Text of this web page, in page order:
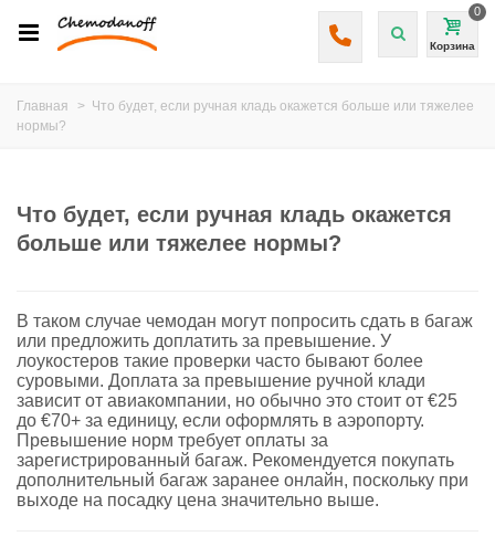
Корзина
0
Главная > Что будет, если ручная кладь окажется больше или тяжелее
нормы?
Что будет, если ручная кладь окажется
больше или тяжелее нормы?
В таком случае чемодан могут попросить сдать в багаж
или предложить доплатить за превышение. У
лоукостеров такие проверки часто бывают более
суровыми. Доплата за превышение ручной клади
зависит от авиакомпании, но обычно это стоит от €25
до €70+ за единицу, если оформлять в аэропорту.
Превышение норм требует оплаты за
зарегистрированный багаж. Рекомендуется покупать
дополнительный багаж заранее онлайн, поскольку при
выходе на посадку цена значительно выше.